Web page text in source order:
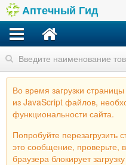
Аптечный Гид
Найти
Во время загрузки
из JavaScript файлов,
функциональности сайта.
Попробуйте перезагрузить
это сообщение, проверьте,
браузера блокирует